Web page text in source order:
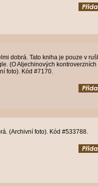
dobrá. Tato kniha je pouze v
(O Aljechinových kontroverzních
foto). Kód #7170.
(Archivní foto). Kód #533788.